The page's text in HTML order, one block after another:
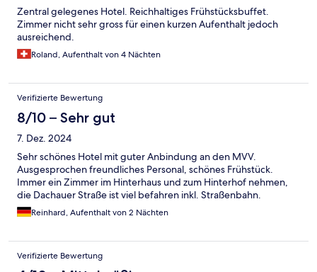
Zentral gelegenes Hotel. Reichhaltiges Frühstücksbuffet.
Zimmer nicht sehr gross für einen kurzen Aufenthalt jedoch
ausreichend.
Roland, Aufenthalt von 4 Nächten
Verifizierte Bewertung
8/10 – Sehr gut
7. Dez. 2024
Sehr schönes Hotel mit guter Anbindung an den MVV.
Ausgesprochen freundliches Personal, schönes Frühstück.
Immer ein Zimmer im Hinterhaus und zum Hinterhof nehmen,
die Dachauer Straße ist viel befahren inkl. Straßenbahn.
Reinhard, Aufenthalt von 2 Nächten
Verifizierte Bewertung